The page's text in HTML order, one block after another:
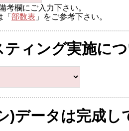
欄にご入力下さい。
「部数表 」をご参考下さい。
ティング実施に
)データは完成